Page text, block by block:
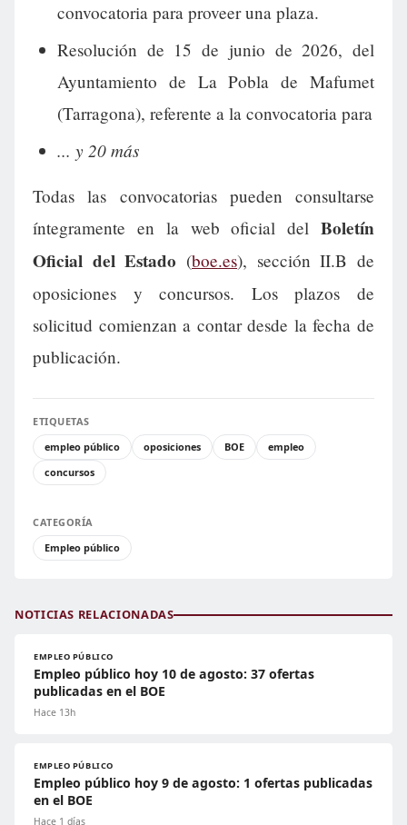
convocatoria para proveer una plaza.
Resolución de 15 de junio de 2026, del
Ayuntamiento de La Pobla de Mafumet
(Tarragona), referente a la convocatoria para
... y 20 más
Todas las convocatorias pueden consultarse
íntegramente en la web oficial del Boletín
Oficial del Estado (boe.es), sección II.B de
oposiciones y concursos. Los plazos de
solicitud comienzan a contar desde la fecha de
publicación.
ETIQUETAS
empleo público
oposiciones BOE
empleo
concursos
CATEGORÍA
Empleo público
NOTICIAS RELACIONADAS
EMPLEO PÚBLICO
Empleo público hoy 10 de agosto: 37 ofertas
publicadas en el BOE
Hace 13h
EMPLEO PÚBLICO
Empleo público hoy 9 de agosto: 1 ofertas publicadas
en el BOE
Hace 1 días